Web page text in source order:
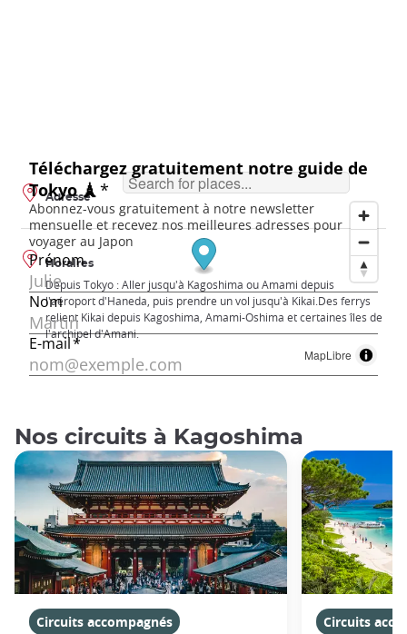
MapLibre
Adresse
Horaires
Depuis Tokyo : Aller jusqu'à Kagoshima ou Amami depuis
l'aéroport d'Haneda, puis prendre un vol jusqu'à Kikai.Des ferrys
relient Kikai depuis Kagoshima, Amami-Oshima et certaines îles de
l'archipel d'Amani.
Nos circuits à Kagoshima
Circuits accompagnés
Circuits